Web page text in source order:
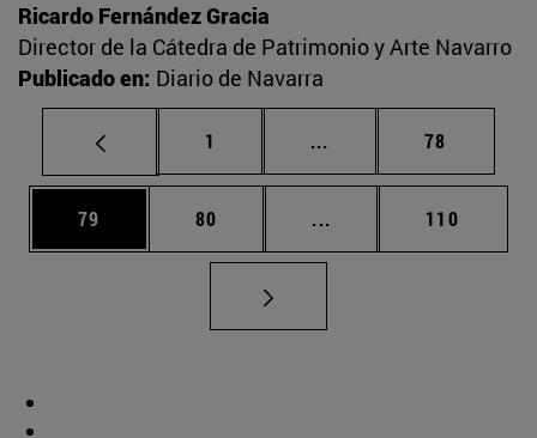
Ricardo Fernández Gracia
Director de la Cátedra de Patrimonio y Arte Navarro
Publicado en: Diario de Navarra
Página
1 ... Páginas intermedias
Página
78
Página
79 Página
80 ... Páginas intermedias
Página
110